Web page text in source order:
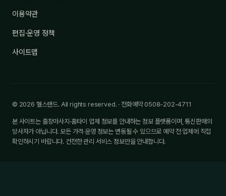
이용약관
편집·운영 정책
사이트맵
© 2026 헬스랜드. All rights reserved. · 전화예약 0508-202-4711
본 사이트는 출장마사지·홈타이 업체 정보를 안내하는 정보 플랫폼이며, 통신판매의
당사자가 아닙니다. 모든 가격·운영 정보는 변동될 수 있으므로 예약 전 업체에 직접
확인하시기 바랍니다. 건전한 관리 서비스 정보만을 안내합니다.